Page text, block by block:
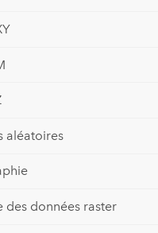
aléatoires
des données raster